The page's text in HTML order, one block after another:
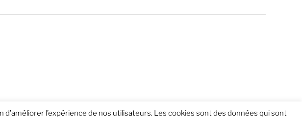
l’expérience de nos utilisateurs. Les cookies sont des données qui sont